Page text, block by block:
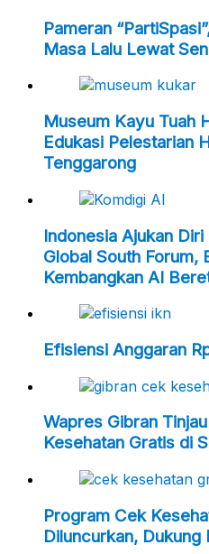
Pameran
Masa Lalu Lewat
Museum Kayu Tuah
Edukasi Pelestarian
Tenggarong
Indonesia Ajukan
Global South Forum,
Kembangkan AI
Efisiensi Anggaran
Wapres Gibran
Kesehatan Gratis di
Program Cek
Diluncurkan,